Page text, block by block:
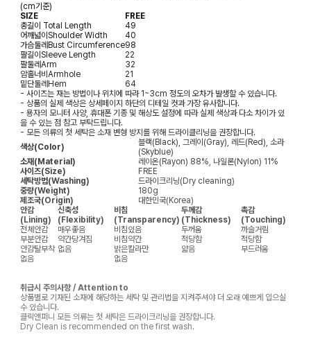
(cm기준)
SIZE
FREE
총길이 Total Length
49
어깨넓이 Shoulder Width
40
가슴둘레 Bust Circumference98
팔길이 Sleeve Length
22
팔둘레 Arm
32
암홀너비 Armhole
21
밑단둘레 Hem
64
- 사이즈는 재는 방법이나 위치에 따라 1~3cm 정도의 오차가 발생할 수 있습니다.
- 상품의 실제 색상은 상세페이지 하단의 디테일 컷과 가장 유사합니다.
- 용자의 모니터 사양, 휴대폰 기종 및 해상도 설정에 따라 실제 색상과 다소 차이가 있
을 수 있는 점 참고 부탁드립니다.
- 모든 의류의 첫 세탁은 소재 변형 방지를 위해 드라이클리닝을 권장합니다.
색상(Color)
블랙(Black), 그레이(Gray), 레드(Red), 소라
(Skyblue)
소재(Material)
레이온(Rayon) 88%, 나일론(Nylon) 11%
사이즈(Size)
FREE
세탁방법(Washing)
드라이크리닝(Dry cleaning)
중량(Weight)
180g
제조국(Origin)
대한민국(Korea)
안감
(Lining)
신축성
(Flexibility)
비침
(Transparency)
두께감
(Thickness)
촉감
(Touching)
전체안감
매우좋음 비침있음 두꺼움
까슬거림
부분안감
약간당겨짐 비침약간 적당함
적당함
안감탈부착 없음 밝은칼라만 얇음
부드러움
없음
없음
취급시 주의사항 / Attention to
상품별로 기재된 소재에 해당하는 세탁 및 관리법을 지켜주셔야 더 오래 예쁘게 입으실
수 있습니다.
클릭앤퍼니 모든 의류는 첫 세탁은 드라이크리닝을 권장합니다.
Dry Clean is recommended on the first wash.